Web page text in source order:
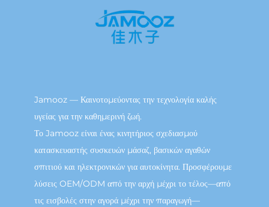
Jamooz — Καινοτομεύοντας την τεχνολογία καλής
υγείας για την καθημερινή ζωή.
Το Jamooz είναι ένας κινητήριος σχεδιασμού
κατασκευαστής συσκευών μάσαζ, βασικών αγαθών
σπιτιού και ηλεκτρονικών για αυτοκίνητα. Προσφέρουμε
λύσεις OEM/ODM από την αρχή μέχρι το τέλος—από
τις εισβολές στην αγορά μέχρι την παραγωγή—